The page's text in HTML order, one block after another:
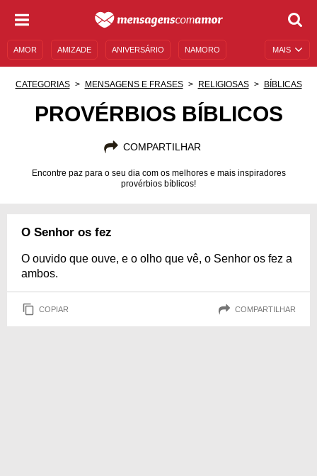
MAIS
AMOR AMIZADE ANIVERSÁRIO NAMORO
DESCULPAS
CATEGORIAS MENSAGENS E FRASES RELIGIOSAS BÍBLICAS
PROVÉRBIOS BÍBLICOS
COMPARTILHAR
Encontre paz para o seu dia com os melhores e mais inspiradores
provérbios bíblicos!
O Senhor os fez
O ouvido que ouve, e o olho que vê, o Senhor os fez a
ambos.
COPIAR COMPARTILHAR